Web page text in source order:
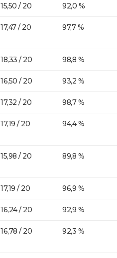
15,50 / 20 92,0 %
17,47 / 20 97,7 %
18,33 / 20 98,8 %
16,50 / 20 93,2 %
17,32 / 20 98,7 %
17,19 / 20 94,4 %
15,98 / 20 89,8 %
17,19 / 20 96,9 %
16,24 / 20 92,9 %
16,78 / 20 92,3 %